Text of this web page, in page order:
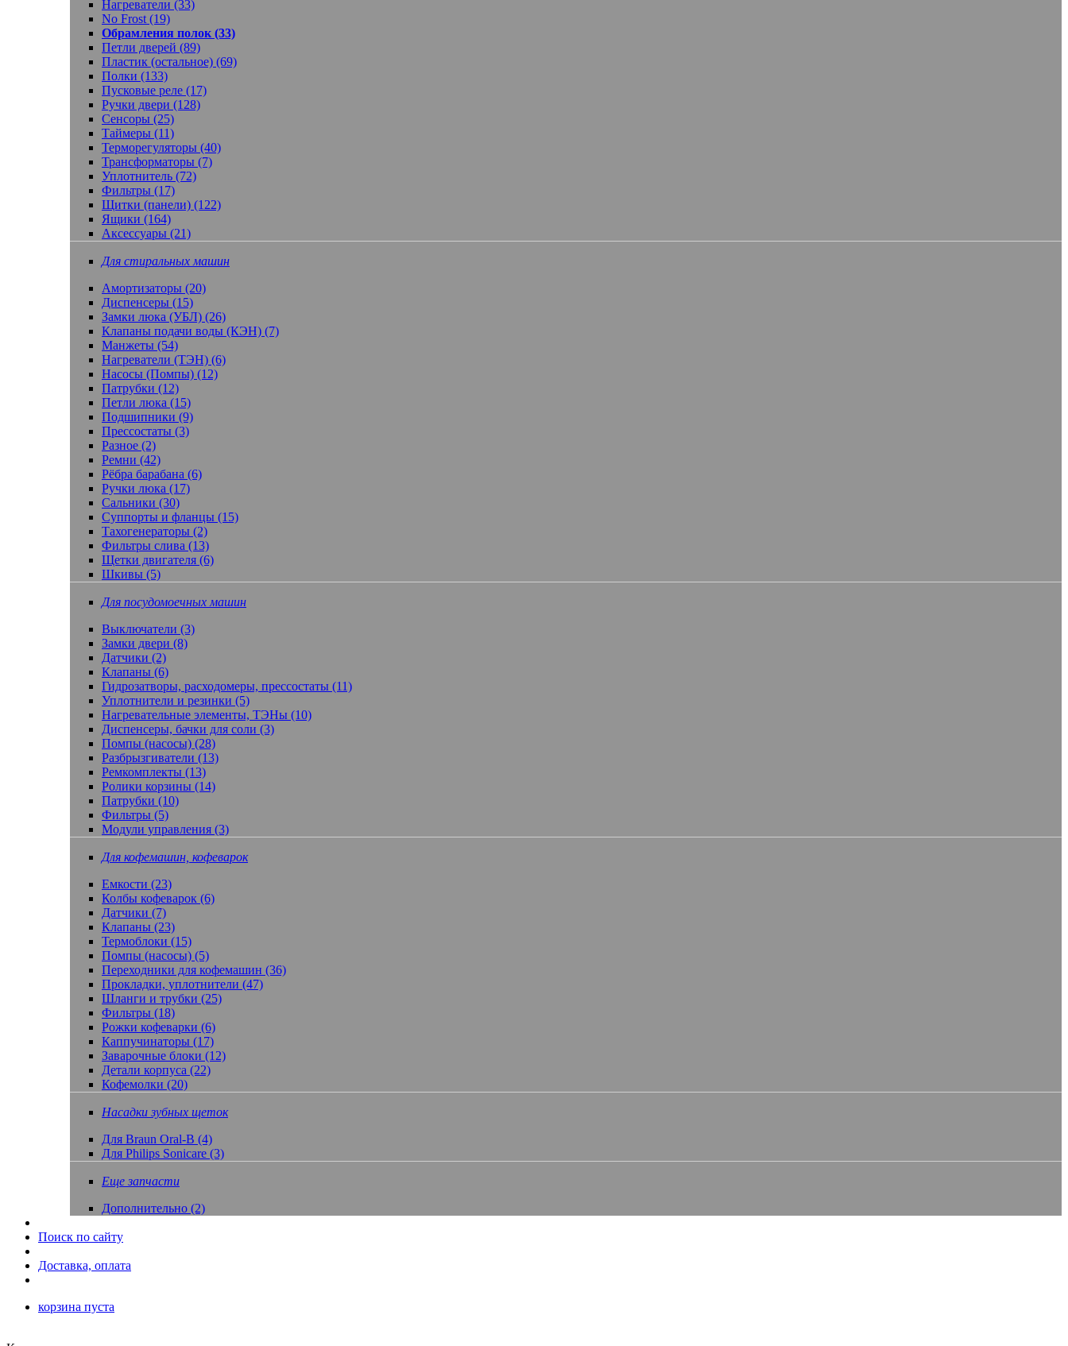
Нагреватели (33)
No Frost (19)
Обрамления полок (33)
Петли дверей (89)
Пластик (остальное) (69)
Полки (133)
Пусковые реле (17)
Ручки двери (128)
Сенсоры (25)
Таймеры (11)
Терморегуляторы (40)
Трансформаторы (7)
Уплотнитель (72)
Фильтры (17)
Щитки (панели) (122)
Ящики (164)
Аксессуары (21)
Для стиральных машин
Амортизаторы (20)
Диспенсеры (15)
Замки люка (УБЛ) (26)
Клапаны подачи воды (КЭН) (7)
Манжеты (54)
Нагреватели (ТЭН) (6)
Насосы (Помпы) (12)
Патрубки (12)
Петли люка (15)
Подшипники (9)
Прессостаты (3)
Разное (2)
Ремни (42)
Рёбра барабана (6)
Ручки люка (17)
Сальники (30)
Суппорты и фланцы (15)
Тахогенераторы (2)
Фильтры слива (13)
Щетки двигателя (6)
Шкивы (5)
Для посудомоечных машин
Выключатели (3)
Замки двери (8)
Датчики (2)
Клапаны (6)
Гидрозатворы, расходомеры, прессостаты (11)
Уплотнители и резинки (5)
Нагревательные элементы, ТЭНы (10)
Диспенсеры, бачки для соли (3)
Помпы (насосы) (28)
Разбрызгиватели (13)
Ремкомплекты (13)
Ролики корзины (14)
Патрубки (10)
Фильтры (5)
Модули управления (3)
Для кофемашин, кофеварок
Емкости (23)
Колбы кофеварок (6)
Датчики (7)
Клапаны (23)
Термоблоки (15)
Помпы (насосы) (5)
Переходники для кофемашин (36)
Прокладки, уплотнители (47)
Шланги и трубки (25)
Фильтры (18)
Рожки кофеварки (6)
Каппучинаторы (17)
Заварочные блоки (12)
Детали корпуса (22)
Кофемолки (20)
Насадки зубных щеток
Для Braun Oral-B (4)
Для Philips Sonicare (3)
Еще запчасти
Дополнительно (2)
Поиск по сайту
Доставка, оплата
корзина пуста